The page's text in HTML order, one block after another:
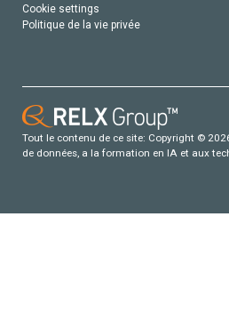
Cookie settings
Politique de la vie privée
Tout le contenu de ce site: Copyright ©
de données, a la formation en IA et aux